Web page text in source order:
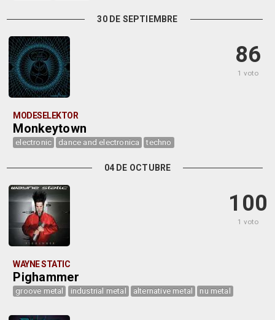
30 DE SEPTIEMBRE
86
1 voto
MODESELEKTOR
Monkeytown
electronic dance and electronica techno
04 DE OCTUBRE
100
1 voto
WAYNE STATIC
Pighammer
groove metal industrial metal alternative metal nu metal